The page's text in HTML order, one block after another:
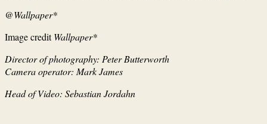
@Wallpaper*
Image creditWallpaper*
Director of photography: Peter Butterworth
Camera operator: Mark James
Head of Video: Sebastian Jordahn